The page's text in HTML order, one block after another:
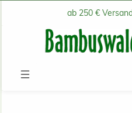
Zum Hauptinhalt springen
ab 250 €